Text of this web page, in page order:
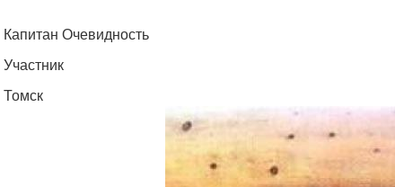
Капитан Очевидность
Участник
Томск